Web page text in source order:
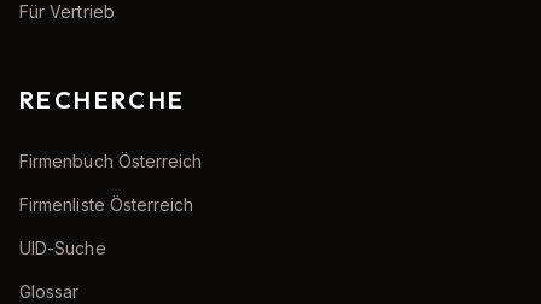
Für Vertrieb
RECHERCHE
Firmenbuch Österreich
Firmenliste Österreich
UID-Suche
Glossar